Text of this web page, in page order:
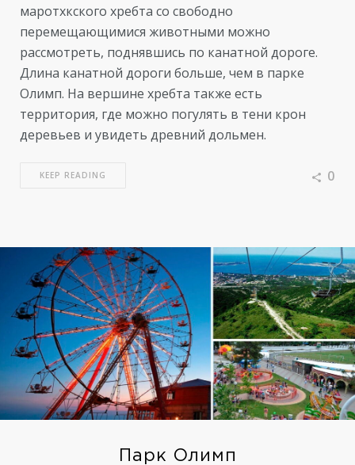
маротхкского хребта со свободно
перемещающимися животными можно
рассмотреть, поднявшись по канатной дороге.
Длина канатной дороги больше, чем в парке
Олимп. На вершине хребта также есть
территория, где можно погулять в тени крон
деревьев и увидеть древний дольмен.
KEEP READING 0
Парк Олимп